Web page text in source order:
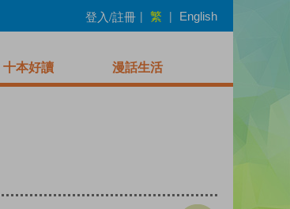
登入/註冊 | 繁 | English
十本好讀 漫話生活